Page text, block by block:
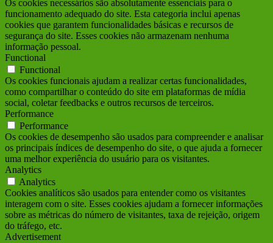
Os cookies necessários são absolutamente essenciais para o
funcionamento adequado do site. Esta categoria inclui apenas
cookies que garantem funcionalidades básicas e recursos de
segurança do site. Esses cookies não armazenam nenhuma
informação pessoal.
Functional
Functional
Os cookies funcionais ajudam a realizar certas funcionalidades,
como compartilhar o conteúdo do site em plataformas de mídia
social, coletar feedbacks e outros recursos de terceiros.
Performance
Performance
Os cookies de desempenho são usados para compreender e analisar
os principais índices de desempenho do site, o que ajuda a fornecer
uma melhor experiência do usuário para os visitantes.
Analytics
Analytics
Cookies analíticos são usados para entender como os visitantes
interagem com o site. Esses cookies ajudam a fornecer informações
sobre as métricas do número de visitantes, taxa de rejeição, origem
do tráfego, etc.
Advertisement